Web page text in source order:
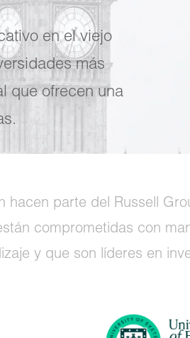
en el viejo
más
que ofrecen una
hacen parte del Russell
comprometidas con
y que son líderes en